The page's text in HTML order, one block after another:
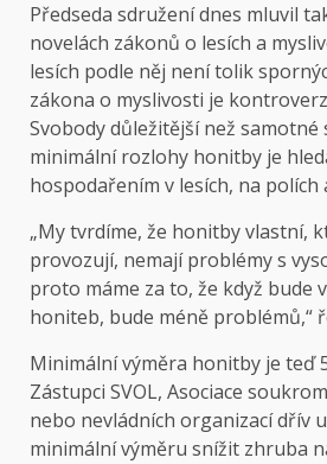
Předseda sdružení dnes mluvil
novelách zákonů o lesích a
lesích podle něj není tolik
zákona o myslivosti je
Svobody důležitější než samotné
minimální rozlohy honitby je
hospodařením v lesích, na polích
„My tvrdíme, že honitby vlastní,
provozují, nemají problémy s
proto máme za to, že když bude
honiteb, bude méně problémů,“
Minimální výměra honitby je teď
Zástupci SVOL, Asociace
nebo nevládních organizací dřív
minimální výměru snížit zhruba